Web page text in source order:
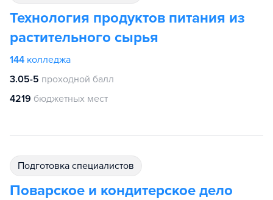
Технология продуктов питания из
растительного сырья
144 колледжа
3.05-5 проходной балл
4219 бюджетных мест
подготовка специалистов
Поварское и кондитерское дело